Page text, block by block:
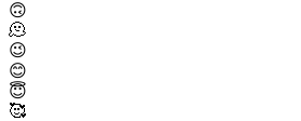
🙃
🫠
😉
😊
😇
🥰